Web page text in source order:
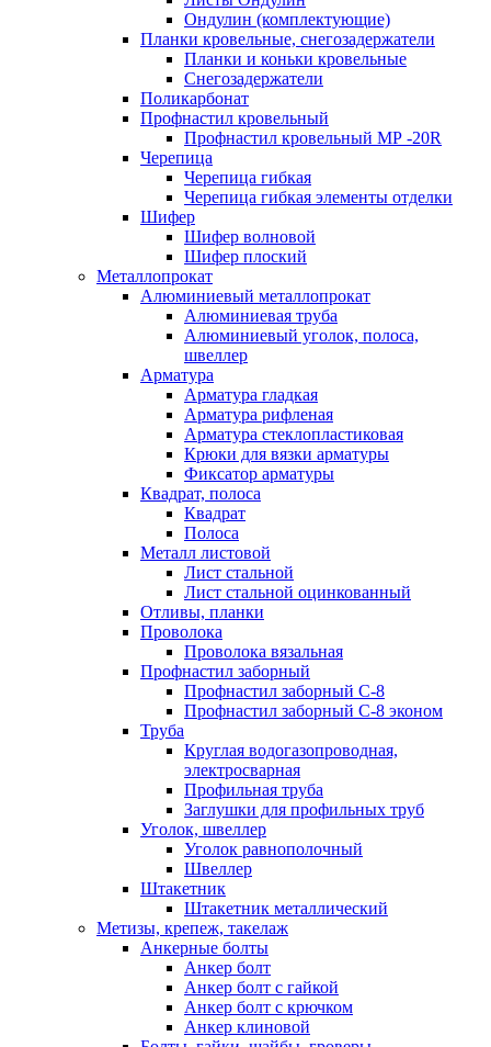
Ондулин (комплектующие)
Планки кровельные, снегозадержатели
Планки и коньки кровельные
Снегозадержатели
Поликарбонат
Профнастил кровельный
Профнастил кровельный МР -20R
Черепица
Черепица гибкая
Черепица гибкая элементы отделки
Шифер
Шифер волновой
Шифер плоский
Металлопрокат
Алюминиевый металлопрокат
Алюминиевая труба
Алюминиевый уголок, полоса,
швеллер
Арматура
Арматура гладкая
Арматура рифленая
Арматура стеклопластиковая
Крюки для вязки арматуры
Фиксатор арматуры
Квадрат, полоса
Квадрат
Полоса
Металл листовой
Лист стальной
Лист стальной оцинкованный
Отливы, планки
Проволока
Проволока вязальная
Профнастил заборный
Профнастил заборный С-8
Профнастил заборный С-8 эконом
Труба
Круглая водогазопроводная,
электросварная
Профильная труба
Заглушки для профильных труб
Уголок, швеллер
Уголок равнополочный
Швеллер
Штакетник
Штакетник металлический
Метизы, крепеж, такелаж
Анкерные болты
Анкер болт
Анкер болт с гайкой
Анкер болт с крючком
Анкер клиновой